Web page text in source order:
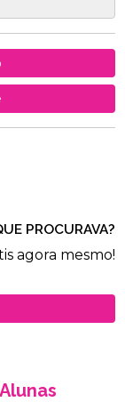
PROCURAVA?
agora mesmo!
Alunas